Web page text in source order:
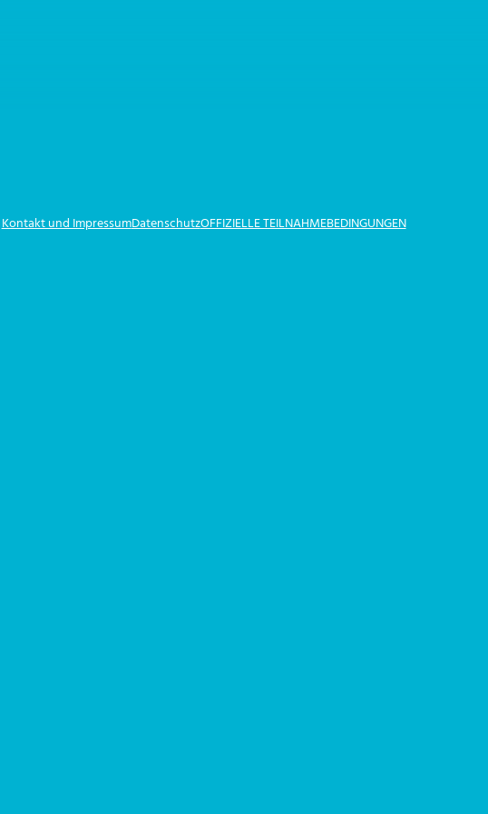
Kontakt und ImpressumDatenschutzOFFIZIELLE TEILNAHMEBEDINGUNGEN